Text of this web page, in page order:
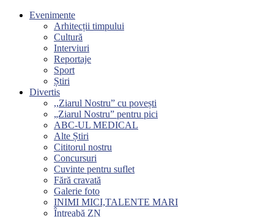
Evenimente
Arhitecții timpului
Cultură
Interviuri
Reportaje
Sport
Știri
Divertis
,,Ziarul Nostru” cu povești
„Ziarul Nostru” pentru pici
ABC-UL MEDICAL
Alte Știri
Cititorul nostru
Concursuri
Cuvinte pentru suflet
Fără cravată
Galerie foto
INIMI MICI,TALENTE MARI
Întreabă ZN